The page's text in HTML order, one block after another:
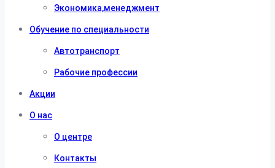
Экономика,менеджмент
Обучение по специальности
Автотранспорт
Рабочие профессии
Акции
О нас
О центре
Контакты